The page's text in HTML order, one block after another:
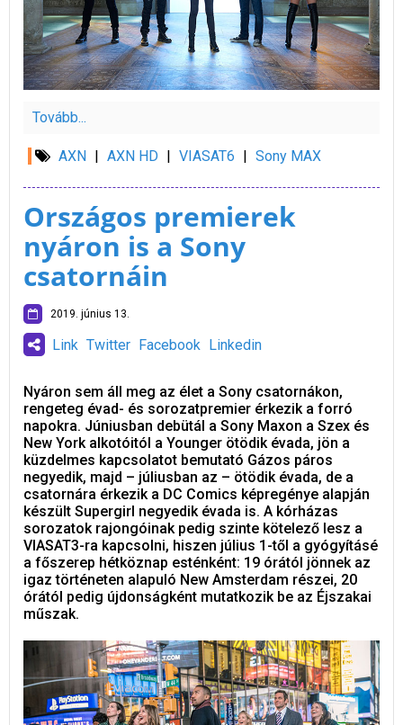
Tovább...
AXN AXN HD VIASAT6 Sony MAX
Országos premierek
nyáron is a Sony
csatornáin
2019. június 13.
Link Twitter Facebook Linkedin
Nyáron sem áll meg az élet a Sony csatornákon,
rengeteg évad- és sorozatpremier érkezik a forró
napokra. Júniusban debütál a Sony Maxon a Szex és
New York alkotóitól a Younger ötödik évada, jön a
küzdelmes kapcsolatot bemutató Gázos páros
negyedik, majd – júliusban az – ötödik évada, de a
csatornára érkezik a DC Comics képregénye alapján
készült Supergirl negyedik évada is. A kórházas
sorozatok rajongóinak pedig szinte kötelező lesz a
VIASAT3-ra kapcsolni, hiszen július 1-től a gyógyításé
a főszerep hétköznap esténként: 19 órától jönnek az
igaz történeten alapuló New Amsterdam részei, 20
órától pedig újdonságként mutatkozik be az Éjszakai
műszak.